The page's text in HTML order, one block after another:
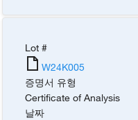
Lot #
W24K005
증명서 유형
Certificate of Analysis
날짜